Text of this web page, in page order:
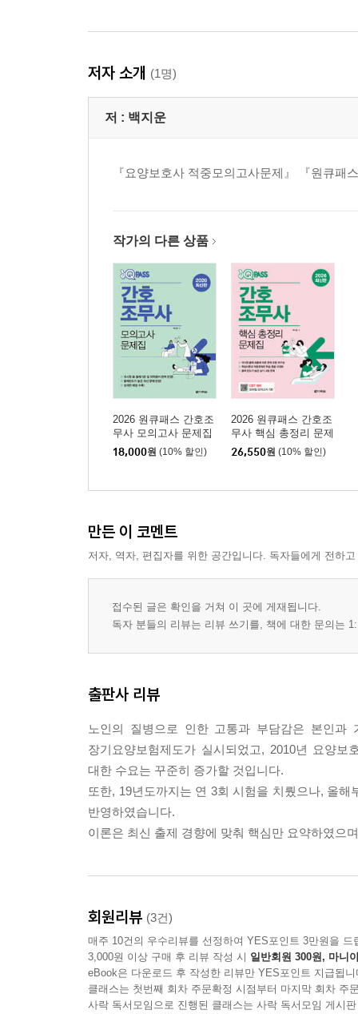
저자 소개 (1명)
저 : 백지운
『요양보호사 적중모의고사문제』 『원큐패
작가의 다른 상품
2026 원큐패스 간호조
무사 모의고사 문제집
18,000원 (10% 할인)
2026 원큐패스 간호조
무사 핵심 총정리 문제
집
26,550원 (10% 할인)
만든 이 코멘트
저자, 역자, 편집자를 위한 공간입니다. 독자들에게 전하
접수된 글은 확인을 거쳐 이 곳에 게재됩니다.
독자 분들의 리뷰는 리뷰 쓰기를, 책에 대한 문의는
출판사 리뷰
노인의 질병으로 인한 고통과 부담감은 본인과
장기요양보험제도가 실시되었고, 2010년 요양
대한 수요는 꾸준히 증가할 것입니다.
또한, 19년도까지는 연 3회 시험을 치뤘으나, 올
반영하였습니다.
이론은 최신 출제 경향에 맞춰 핵심만 요약하였으
회원리뷰 (3건)
매주 10건의 우수리뷰를 선정하여 YES포인트 3만원을 드
3,000원 이상 구매 후 리뷰 작성 시 일반회원 300원, 마니
eBook은 다운로드 후 작성한 리뷰만 YES포인트 지급됩니
클래스는 첫번째 회차 주문확정 시점부터 마지막 회차 주
사락 독서모임으로 진행된 클래스는 사락 독서모임 게시